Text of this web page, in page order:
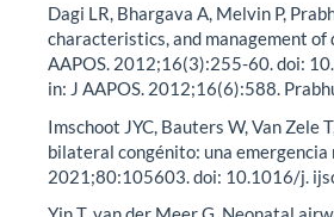
Dagi LR, Bhargava A, Melvin P,
characteristics, and management
AAPOS. 2012;16(3):255-60. doi:
in: J AAPOS. 2012;16(6):588.
Imschoot JYC, Bauters W, Van Zele
bilateral congénito: una emergencia
2021;80:105603. doi: 10.1016/j.